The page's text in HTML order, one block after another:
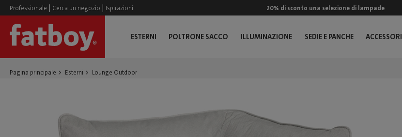
Professionale | Cerca un negozio | Ispirazioni 20% di sconto una selezione di lampade
ESTERNI POLTRONE SACCO ILLUMINAZIONE SEDIE E PANCHE ACCESSORI
Pagina principale Esterni Lounge Outdoor